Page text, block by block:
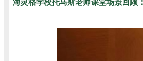
海灵格学校托马斯老师课堂场景回顾：